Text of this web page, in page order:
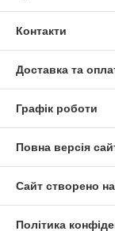
Контакти
Доставка та
Графік роботи
Повна версія
Сайт створено
Політика